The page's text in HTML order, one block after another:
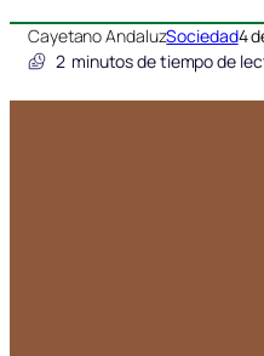
Cayetano AndaluzSociedad4
2 minutos de tiempo de